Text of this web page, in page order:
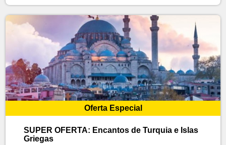
Oferta Especial
SUPER OFERTA: Encantos de Turquia e Islas
Griegas